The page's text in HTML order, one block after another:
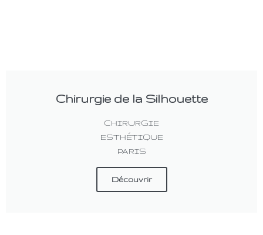
Chirurgie de la Silhouette
CHIRURGIE
ESTHÉTIQUE
PARIS
Découvrir